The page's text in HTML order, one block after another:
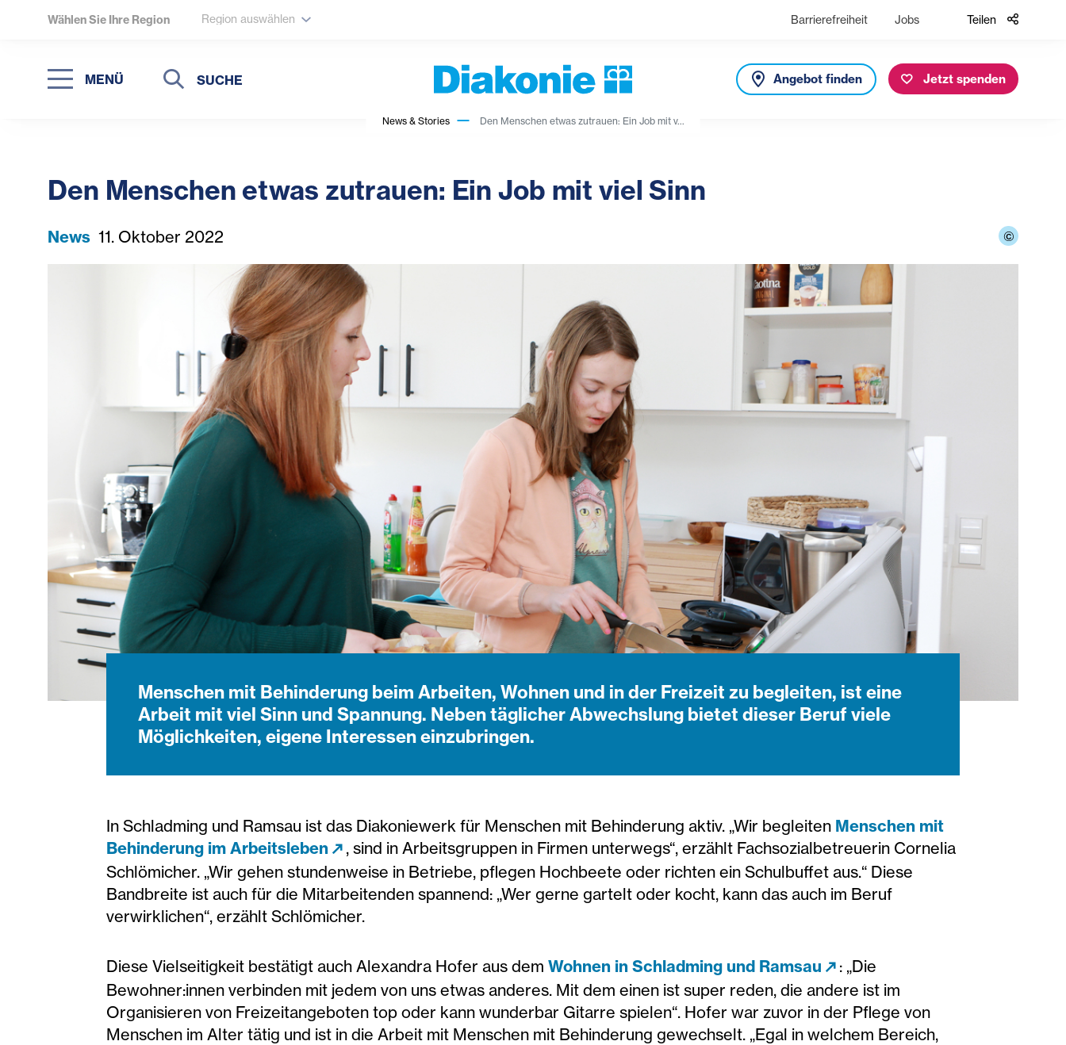
Wählen Sie Ihre Region Region auswählen Barrierefreiheit Jobs Teilen
MENÜ
Suche
Suche
Angebot finden Jetzt spenden
News & Stories Den Menschen etwas zutrauen: Ein Job mit v...
Den Menschen etwas zutrauen: Ein Job mit viel Sinn
News 11. Oktober 2022 ©
Menschen mit Behinderung beim Arbeiten, Wohnen und in der Freizeit zu begleiten, ist eine
Arbeit mit viel Sinn und Spannung. Neben täglicher Abwechslung bietet dieser Beruf viele
Möglichkeiten, eigene Interessen einzubringen.
In Schladming und Ramsau ist das Diakoniewerk für Menschen mit Behinderung aktiv. „Wir begleiten Menschen mit
Behinderung im Arbeitsleben
, sind in Arbeitsgruppen in Firmen unterwegs“, erzählt Fachsozialbetreuerin Cornelia
Schlömicher. „Wir gehen stundenweise in Betriebe, pflegen Hochbeete oder richten ein Schulbuffet aus.“ Diese
Bandbreite ist auch für die Mitarbeitenden spannend: „Wer gerne gartelt oder kocht, kann das auch im Beruf
verwirklichen“, erzählt Schlömicher.
Diese Vielseitigkeit bestätigt auch Alexandra Hofer aus demWohnen in Schladming und Ramsau
: „Die
Bewohner:innen verbinden mit jedem von uns etwas anderes. Mit dem einen ist super reden, die andere ist im
Organisieren von Freizeitangeboten top oder kann wunderbar Gitarre spielen“. Hofer war zuvor in der Pflege von
Menschen im Alter tätig und ist in die Arbeit mit Menschen mit Behinderung gewechselt. „Egal in welchem Bereich,